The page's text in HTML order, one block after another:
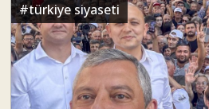
#türkiye siyaseti